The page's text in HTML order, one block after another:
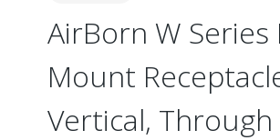
AirBorn W
Mount
Vertical, Through